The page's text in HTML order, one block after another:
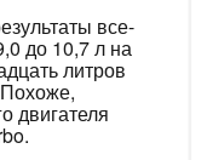
все-
до 10,7 л на
литров
двигателя